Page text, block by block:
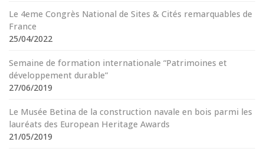
Le 4eme Congrès National de Sites & Cités remarquables de
France
25/04/2022
Semaine de formation internationale “Patrimoines et
développement durable”
27/06/2019
Le Musée Betina de la construction navale en bois parmi les
lauréats des European Heritage Awards
21/05/2019